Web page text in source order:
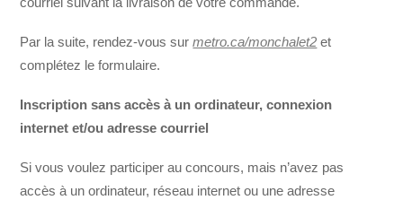
Par la suite, rendez-vous surmetro.ca/monchalet2 et
complétez le formulaire.
Inscription sans accès à un ordinateur, connexion
internet et/ou adresse courriel
Si vous voulez participer au concours, mais n’avez pas
accès à un ordinateur, réseau internet ou une adresse